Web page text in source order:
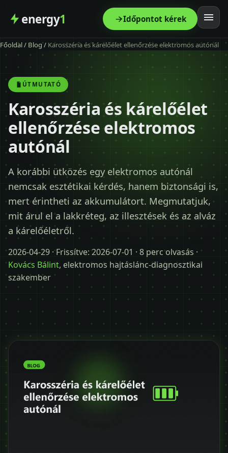
energy1 Időpontot kérek
Főoldal
Szolgáltatás
Árak
Modellek
Kapcsolat
Blog
+36 30 680 7511
Főoldal/ Blog/ Karosszéria és kárelőélet ellenőrzése elektromos autónál
ÚTMUTATÓ
Karosszéria és kárelőélet
ellenőrzése elektromos
autónál
A korábbi ütközés egy elektromos autónál
nemcsak esztétikai kérdés, hanem biztonsági is,
mert érintheti az akkumulátort. Megmutatjuk,
mit árul el a lakkréteg, az illesztések és az alváz
a kárelőéletről.
2026-04-29 · Frissítve:2026-07-01 · 8 perc olvasás ·
Kovács Bálint, elektromos hajtáslánc-diagnosztikai
szakember